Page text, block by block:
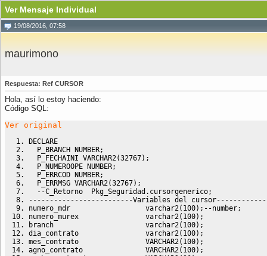
Ver Mensaje Individual
19/08/2016, 07:58
maurimono
Respuesta: Ref CURSOR
Hola, así lo estoy haciendo:
Código SQL:
Ver original
DECLARE
P_BRANCH
NUMBER;
P_FECHAINI VARCHAR2(32767) ;
P_NUMEROOPE
NUMBER;
P_ERRCOD
NUMBER;
P_ERRMSG VARCHAR2(32767) ;
--C_Retorno  Pkg_Seguridad.cursorgenerico;
-------------------------Variables del
numero_mdr                  varchar2( 100) ; --number;
numero_murex                varchar2( 100) ;
branch                      varchar2( 100) ;
dia_contrato                varchar2( 100) ;
mes_contrato                VARCHAR2( 100) ;
agno_contrato               VARCHAR2( 100) ;